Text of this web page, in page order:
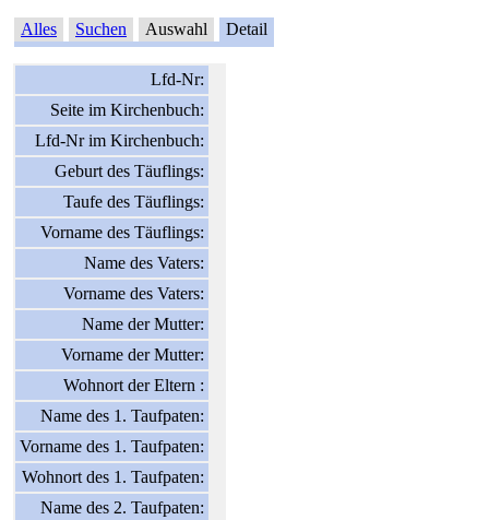
Alles Suchen Auswahl Detail
Lfd-Nr:
Seite im Kirchenbuch:
Lfd-Nr im Kirchenbuch:
Geburt des Täuflings:
Taufe des Täuflings:
Vorname des Täuflings:
Name des Vaters:
Vorname des Vaters:
Name der Mutter:
Vorname der Mutter:
Wohnort der Eltern :
Name des 1. Taufpaten:
Vorname des 1. Taufpaten:
Wohnort des 1. Taufpaten:
Name des 2. Taufpaten: